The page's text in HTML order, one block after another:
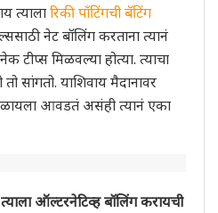
त्यालारिकी पाँटिंगची बॅटिंग
नेट बॉलिंग करताना त्यानं
मिळवल्या होत्या. त्याचा
सांगतो. याशिवाय मैदानावर
आवडतं असंही त्यानं एका
ऑल्टरनेटिव्ह बॉलिंग करायची